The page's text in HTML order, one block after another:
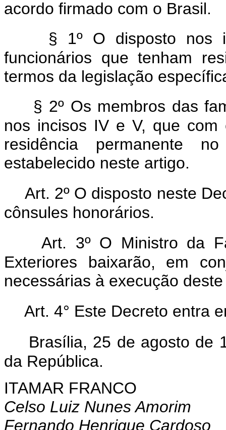
acordo firmado com o Brasil.
§ 1º O disposto nos
funcionários que tenham
termos da legislação
§ 2º Os membros das
nos incisos IV e V, que
residência permanente
estabelecido neste artigo.
Art. 2º O disposto neste
cônsules honorários.
Art. 3º O Ministro da
Exteriores baixarão, em
necessárias à execução
Art. 4° Este Decreto entra
Brasília, 25 de agosto de
da República.
ITAMAR FRANCO
Celso Luiz Nunes Amorim
Fernando Henrique Cardoso